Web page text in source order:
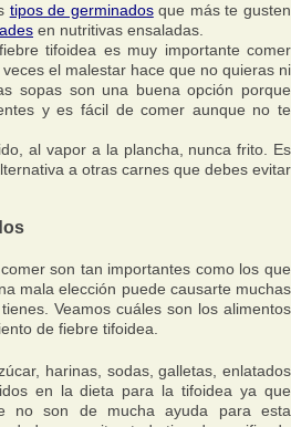
tipos de germinadosque más te gusten
en nutritivas ensaladas.
tifoidea es muy importante comer
el malestar hace que no quieras ni
sopas son una buena opción porque
y es fácil de comer aunque no te
al vapor a la plancha, nunca frito. Es
a otras carnes que debes evitar
son tan importantes como los que
mala elección puede causarte muchas
Veamos cuáles son los alimentos
de fiebre tifoidea.
harinas, sodas, galletas, enlatados
en la dieta para la tifoidea ya que
no son de mucha ayuda para esta